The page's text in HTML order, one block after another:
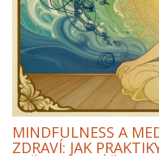
MINDFULNESS A
ZDRAVÍ: JAK